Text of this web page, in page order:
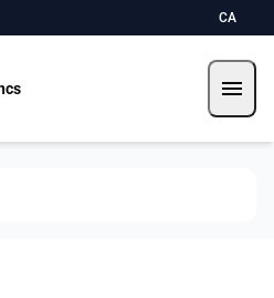
CA
menu